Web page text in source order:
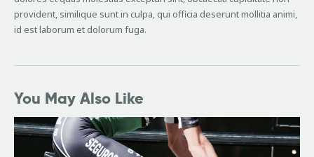
provident, similique sunt in culpa, qui officia deserunt mollitia animi,
id est laborum et dolorum fuga.
You May Also Like